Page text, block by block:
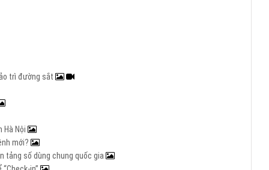
trì đường sắt
Hà Nội
mới?
tảng số dùng chung quốc gia